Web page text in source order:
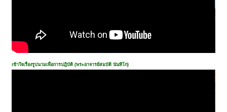
เข้าใจเรื่องรูปนามเพื่อการปฎิบัติ (พระอาจารย์สมบัติ นันทิโก)